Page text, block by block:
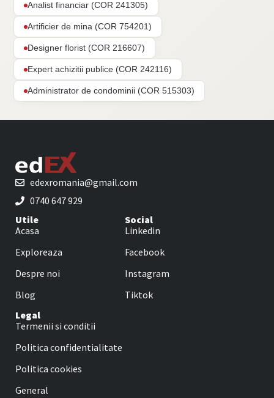
Analist financiar (COR 241305)
Artificier de mina (COR 754201)
Designer florist (COR 216607)
Expert achizitii publice (COR 242116)
Administrator de condominii (COR 515303)
edexromania@gmail.com
0740 647 929
Utile
Acasa
Exploreaza
Despre noi
Blog
Social
Linkedin
Facebook
Instagram
Tiktok
Legal
Termenii si conditii
Politica confidentialitate
Politica cookies
General